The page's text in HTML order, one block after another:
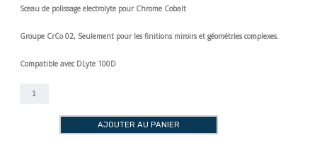
Sceau de polissage electrolyte pour Chrome Cobalt
Groupe CrCo 02, Seulement pour les finitions miroirs et géométries complexes.
Compatible avec DLyte 100D
quantité
AJOUTER AU PANIER